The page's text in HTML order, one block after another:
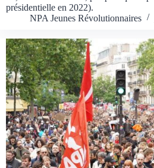
présidentielle en 2022).
NPA Jeunes Révolutionnaires